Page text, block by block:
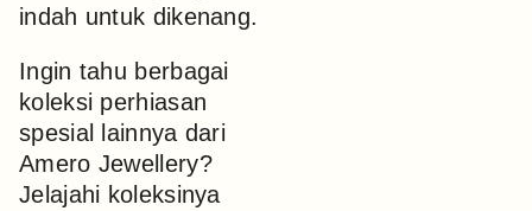
indah untuk dikenang.
Ingin tahu berbagai
koleksi perhiasan
spesial lainnya dari
Amero Jewellery?
Jelajahi koleksinya